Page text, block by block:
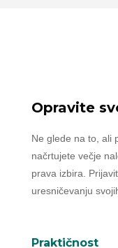
Opravite
Ne glede na to, ali
načrtujete večje
prava izbira.
uresničevanju
Praktičnost